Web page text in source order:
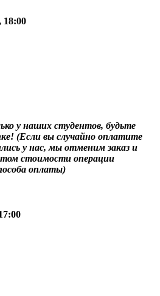
18:00
у наших студентов, будьте
(Если вы случайно оплатите
у нас, мы отменим заказ и
стоимости операции
оплаты)